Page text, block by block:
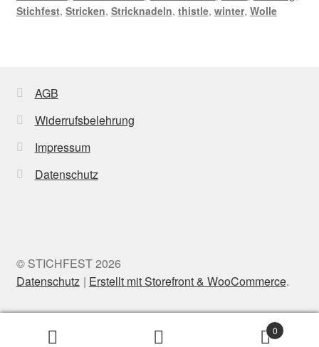
Stichfest, Stricken, Stricknadeln, thistle, winter, Wolle
AGB
Widerrufsbelehrung
Impressum
Datenschutz
© STICHFEST 2026
Datenschutz
Erstellt mit Storefront & WooCommerce.
0